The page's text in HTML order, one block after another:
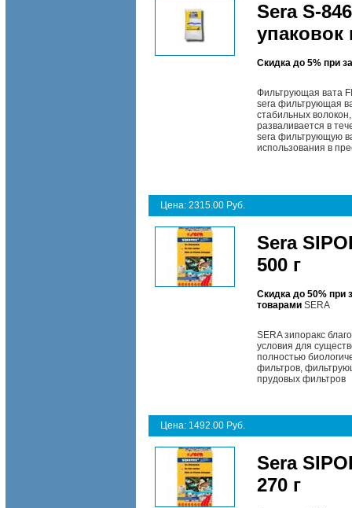
Sera S-
упаковок
Скидка до 5% при
Фильтрующая вата
sera фильтрующая
стабильных
разваливается в
sera фильтрующую
использования в
Цена: 2315.00 Руб.
Sera
500 г
Скидка до 50% при
товарами SERA
SERA зипоракс
условия для
полностью
фильтров,
прудовых фильтров
Цена: 1492.00 Руб.
Sera
270 г